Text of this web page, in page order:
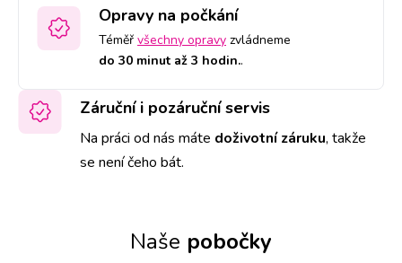
Opravy na počkání
Téměř všechny opravy zvládneme
do 30 minut až 3 hodin..
Záruční i pozáruční servis
Na práci od nás máte doživotní záruku, takže
se není čeho bát.
Naše pobočky